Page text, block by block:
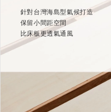
針對台灣海島型氣候打造
保留小間距空間
比床板更透氣通風